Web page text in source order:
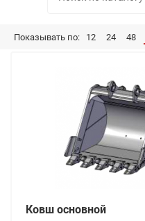
Показывать по: 12 24 48
Ковш основной